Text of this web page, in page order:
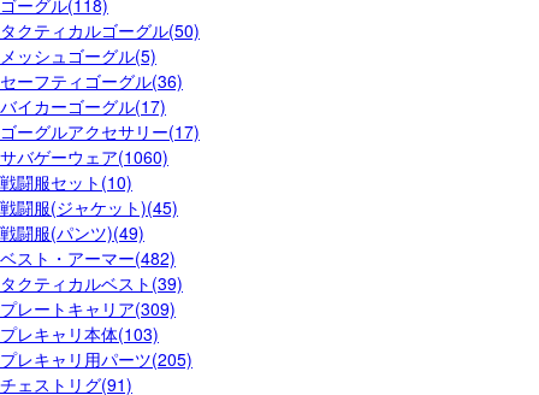
タクティカルゴーグル(50)
メッシュゴーグル(5)
セーフティゴーグル(36)
バイカーゴーグル(17)
ゴーグルアクセサリー(17)
サバゲーウェア(1060)
戦闘服セット(10)
戦闘服(ジャケット)(45)
戦闘服(パンツ)(49)
ベスト・アーマー(482)
タクティカルベスト(39)
プレートキャリア(309)
プレキャリ本体(103)
プレキャリ用パーツ(205)
チェストリグ(91)